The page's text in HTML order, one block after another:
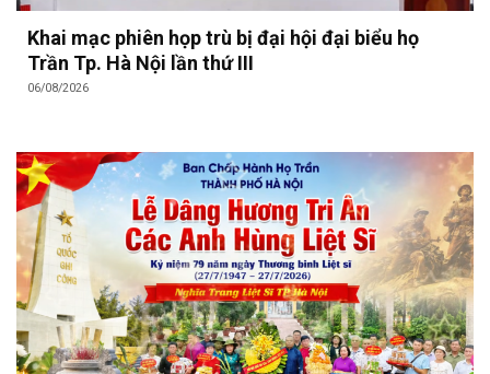
Khai mạc phiên họp trù bị đại hội đại biểu họ
Trần Tp. Hà Nội lần thứ III
06/08/2026